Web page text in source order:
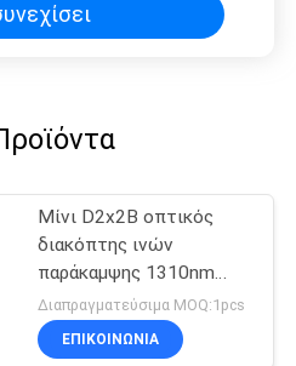
Μίνι D2x2B οπτικός
διακόπτης ινών
παράκαμψης 1310nm
1550nm μηχανικός
Διαπραγματεύσιμα MOQ:1pcs
ΕΠΙΚΟΙΝΩΝΙΑ